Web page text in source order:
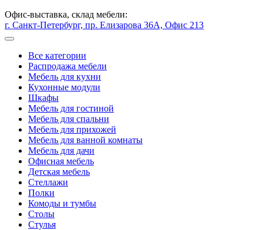
Офис-выставка, склад мебели:
г. Санкт-Петербург, пр. Елизарова 36А, Офис 213
Все категории
Распродажа мебели
Мебель для кухни
Кухонные модули
Шкафы
Мебель для гостиной
Мебель для спальни
Мебель для прихожей
Мебель для ванной комнаты
Мебель для дачи
Офисная мебель
Детская мебель
Стеллажи
Полки
Комоды и тумбы
Столы
Стулья